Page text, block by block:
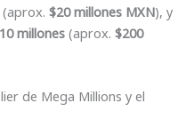
(aprox. $20 millones MXN), y
millones (aprox. $200
de Mega Millions y el